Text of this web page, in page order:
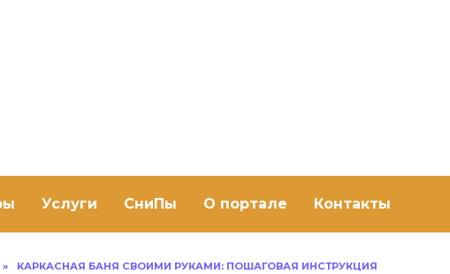
Услуги СниПы О портале Контакты
» КАРКАСНАЯ БАНЯ СВОИМИ РУКАМИ: ПОШАГОВАЯ ИНСТРУКЦИЯ